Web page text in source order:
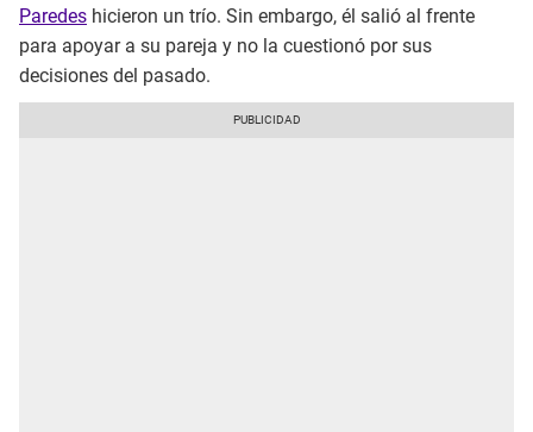
Paredes hicieron un trío. Sin embargo, él salió al frente
para apoyar a su pareja y no la cuestionó por sus
decisiones del pasado.